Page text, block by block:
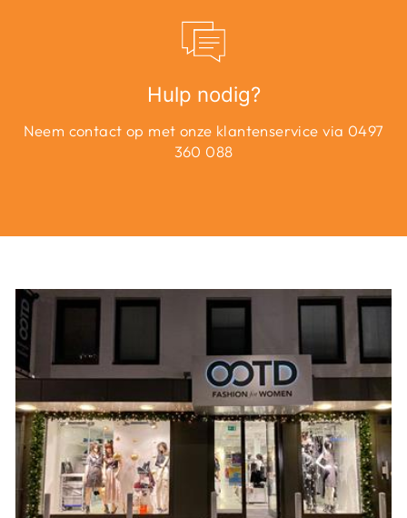
Hulp nodig?
Neem contact op met onze klantenservice via 0497
360 088